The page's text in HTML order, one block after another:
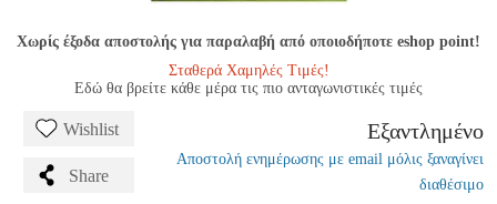
Χωρίς έξοδα αποστολής για παραλαβή από οποιοδήποτε eshop point!
Σταθερά Χαμηλές Τιμές!
Εδώ θα βρείτε κάθε μέρα τις πιο ανταγωνιστικές τιμές
Wishlist
Share
Εξαντλημένο
Αποστολή ενημέρωσης με email μόλις ξαναγίνει
διαθέσιμο